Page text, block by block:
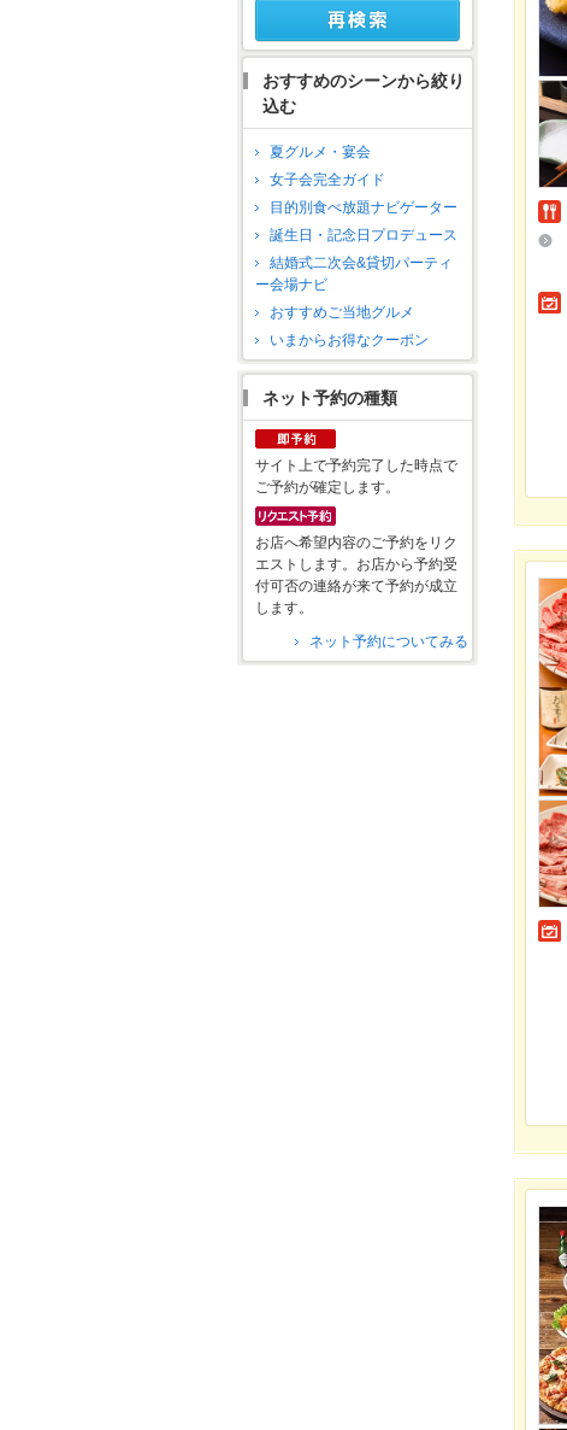
おすすめのシーンから絞り
込む
夏グルメ・宴会
女子会完全ガイド
目的別食べ放題ナビゲーター
誕生日・記念日プロデュース
結婚式二次会&貸切パーティ
ー会場ナビ
おすすめご当地グルメ
いまからお得なクーポン
ネット予約の種類
サイト上で予約完了した時点で
ご予約が確定します。
お店へ希望内容のご予約をリク
エストします。お店から予約受
付可否の連絡が来て予約が成立
します。
ネット予約についてみる